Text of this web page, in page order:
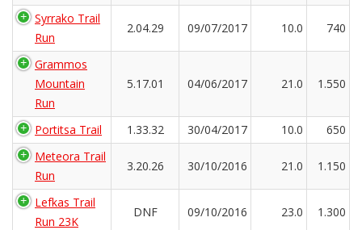
Syrrako Trail
Run
2.04.29 09/07/2017 10.0 740
Grammos
Mountain
Run
5.17.01 04/06/2017 21.0 1.550
Portitsa Trail 1.33.32 30/04/2017 10.0
650
Meteora Trail
Run
3.20.26 30/10/2016 21.0 1.150
Lefkas Trail
Run 23K
DNF 09/10/2016 23.0 1.300